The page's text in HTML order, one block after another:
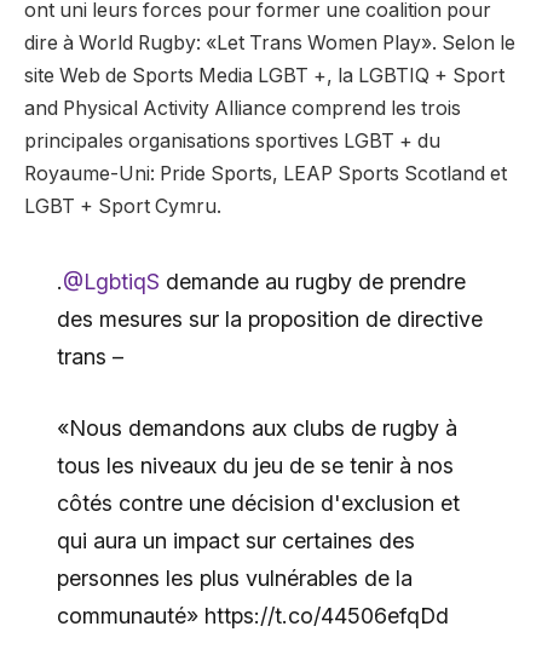
ont uni leurs forces pour former une coalition pour
dire à World Rugby: «Let Trans Women Play». Selon le
site Web de Sports Media LGBT +, la LGBTIQ + Sport
and Physical Activity Alliance comprend les trois
principales organisations sportives LGBT + du
Royaume-Uni: Pride Sports, LEAP Sports Scotland et
LGBT + Sport Cymru.
.@LgbtiqS demande au rugby de prendre
des mesures sur la proposition de directive
trans –
«Nous demandons aux clubs de rugby à
tous les niveaux du jeu de se tenir à nos
côtés contre une décision d'exclusion et
qui aura un impact sur certaines des
personnes les plus vulnérables de la
communauté» https://t.co/44506efqDd